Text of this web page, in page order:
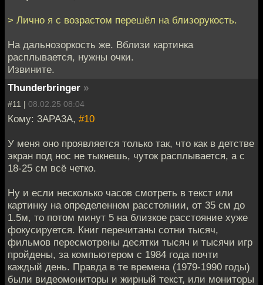
> Лично я с возрастом перешёл на близорукость.
На дальнозоркость же. Вблизи картинка
расплывается, нужны очки.
Извините.
Thunderbringer »
#11 | 08.02.25 08:04
Кому: 3APA3A, #10
У меня оно проявляется только так, что как в детстве
экран под нос не тыкнешь, чуток расплывается, а с
18-25 см всё четко.
Ну и если несколько часов смотреть в текст или
картинку на определенном расстоянии, от 35 см до
1.5м, то потом минут 5 на близкое расстояние хуже
фокусируется. Книг перечитаны сотни тысяч,
фильмов пересмотрены десятки тысяч и тысячи игр
пройдены, за компьютером с 1984 года почти
каждый день. Правда в те времена (1979-1990 годы)
были видеомониторы и жирный текст, или мониторы